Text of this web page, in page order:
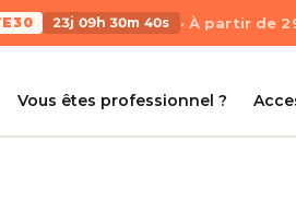
23j 09h 30m 39s · À partir de
Vous êtes professionnel ?